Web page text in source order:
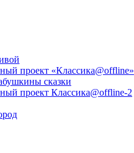
проект «Классика@offline»
сказки
проект Классика@offline-2